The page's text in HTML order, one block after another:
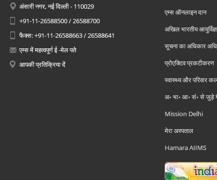
अंसारी नगर, नई दिल्ली - 110029
+91-11-26588500 / 26588700
फैक्स: +91-11-26588663 / 26588641
एम्स में महत्वपूर्ण ई -मेल पते
आपकी प्रतिक्रिया दें
एम्स ऑनलाइन दान
अखिल भारतीय
सूचना का अधिकार
प्रोएक्टिव प्रकटीकरण
स्वास्थ्य और परिवार
अ॰ भा॰ आ॰ सं॰ से जुड़े
Mission Delhi
मेरा अस्पताल
Hamara AIIMS